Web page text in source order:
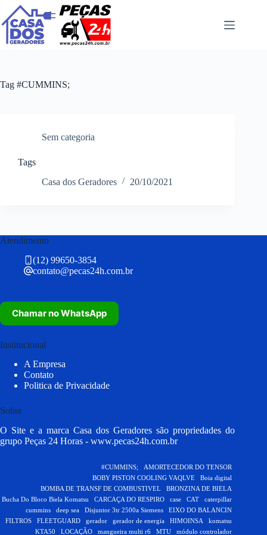
Pular
para
o
conteúdo
Tag #CUMMINS;
Sem categoria
Tags
Casa dos Geradores
20/10/2021
Atendimento
(12) 99650-3854
contato@pecas24h.com.br
Chamar no WhatsApp
Institucional
A Empresa
Contato
Politica de Privacidade
Sobre
O Site e a marca Casa dos Geradores são propriedades do
grupo Peças 24 Horas - www.pecas24h.com.br
#CUMMINS;
AMORTECEDOR DO TENSOR
BOBY PISTON COOLING VAQLVE
Boia digital
BOMBA DE TRANSF DE COMBUSTIVEL
BRONZINA DE BIELA
Bucha Do Bloco Biela Komatsu
CARCAÇA DO RESPIRO case CAT
caterpillar
cummins
deep sea Disjuntor 3tr 2500a Siemens
EIXO DO BALANCIN
FILTROS
FLEETGUARD gerador gerador de energia HIMOINSA
komatsu
KTA50
LOCAÇÃO mangueira multi r6 MTU módulo controlador